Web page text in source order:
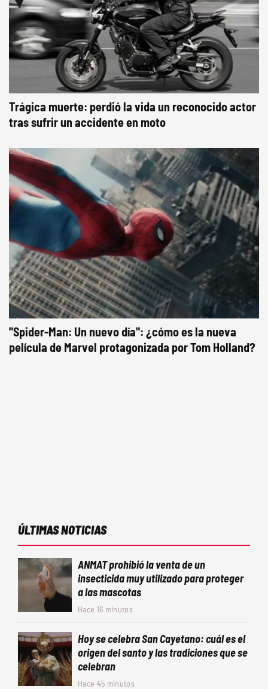
Trágica muerte: perdió la vida un reconocido actor
tras sufrir un accidente en moto
"Spider-Man: Un nuevo día": ¿cómo es la nueva
película de Marvel protagonizada por Tom Holland?
ÚLTIMAS NOTICIAS
ANMAT prohibió la venta de un
insecticida muy utilizado para proteger
a las mascotas
Hace 16 minutos
Hoy se celebra San Cayetano: cuál es el
origen del santo y las tradiciones que se
celebran
Hace 45 minutos